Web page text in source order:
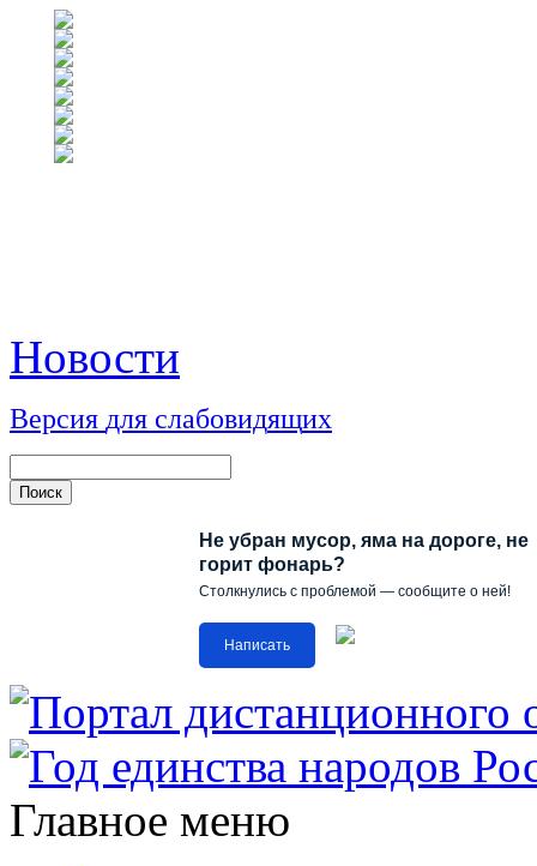
Новости
Версия для слабовидящих
Не убран мусор, яма на дороге, не
горит фонарь?
Столкнулись с проблемой — сообщите о ней!
Написать
Главное меню